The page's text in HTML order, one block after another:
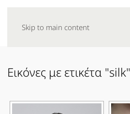
Skip to main content
Εικόνες με ετικέτα "silk"